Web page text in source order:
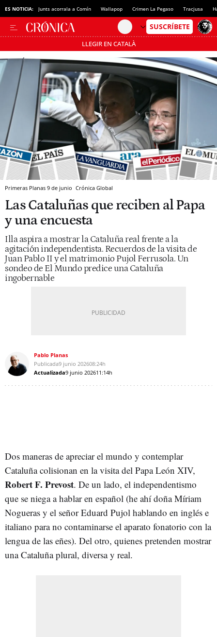
ES NOTICIA: Junts acorrala a Comín Wallapop Crimen La Pegaso Tracjusa
LLEGIR EN CATALÀ
Pásate al MODO AHORRO
Primeras Planas 9 de junio Crónica Global
Las Cataluñas que reciben al Papa
y una encuesta
Illa aspira a mostrar la Cataluña real frente a la
agitación independentista. Recuerdos de la visita de
Juan Pablo II y el matrimonio Pujol Ferrusola. Un
sondeo de El Mundo predice una Cataluña
ingobernable
Pablo Planas
Publicada9 junio 202608:24h
Actualizada9 junio 202611:14h
Dos maneras de apreciar el mundo y contemplar
Cataluña colisionan en la visita del Papa León XIV,
Robert F. Prevost. De un lado, el independentismo
que se niega a hablar en español (he ahí doña Míriam
Nogueras y el señor Eduard Pujol hablando en inglés e
italiano para no contaminarse el aparato fonatorio con la
lengua de las eñes). Del otro, quienes pretenden mostrar
una Cataluña plural, diversa y real.